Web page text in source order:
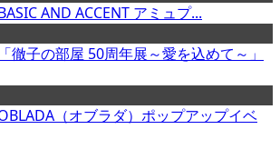
AND ACCENT アミュプ...
徹子の部屋 50周年展～愛を込めて～」
（オブラダ）ポップアップイベ